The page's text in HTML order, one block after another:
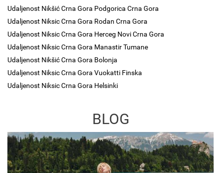
Udaljenost Nikšić Crna Gora Podgorica Crna Gora
Udaljenost Niksic Crna Gora Rodan Crna Gora
Udaljenost Niksic Crna Gora Herceg Novi Crna Gora
Udaljenost Niksic Crna Gora Manastir Tumane
Udaljenost Nikšić Crna Gora Bolonja
Udaljenost Niksic Crna Gora Vuokatti Finska
Udaljenost Niksic Crna Gora Helsinki
BLOG